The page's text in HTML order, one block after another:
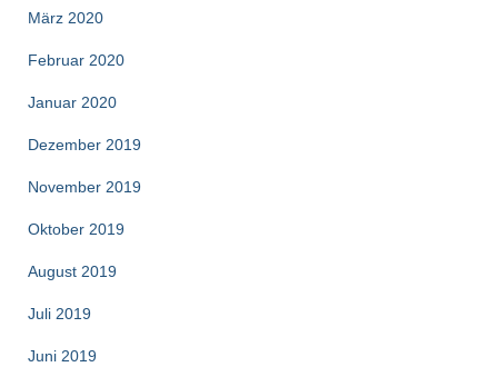
März 2020
Februar 2020
Januar 2020
Dezember 2019
November 2019
Oktober 2019
August 2019
Juli 2019
Juni 2019